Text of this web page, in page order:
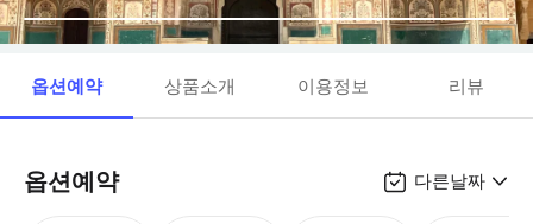
옵션예약 상품소개 이용정보 리뷰
옵션예약 다른날짜